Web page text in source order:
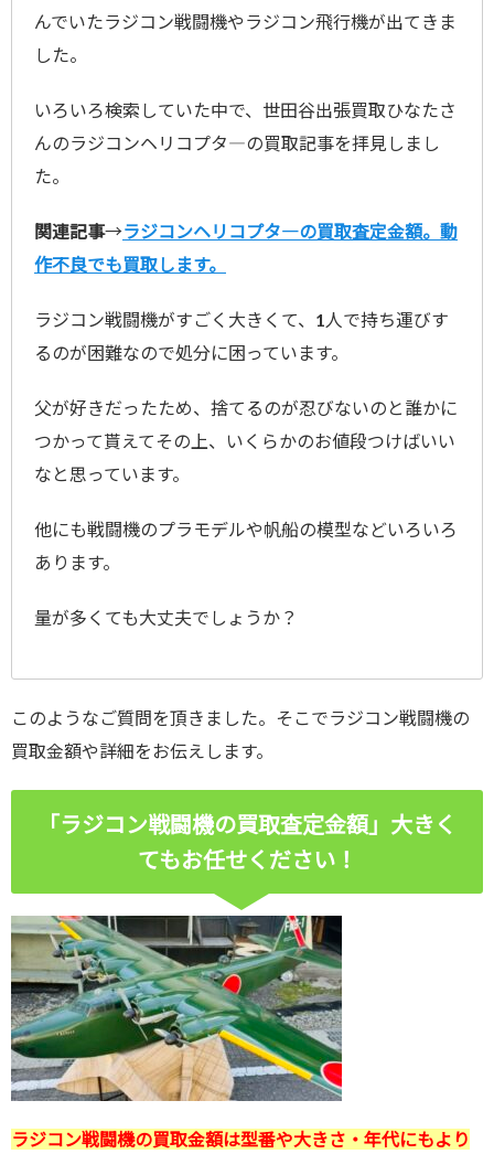
んでいたラジコン戦闘機やラジコン飛行機が出てきま
した。
いろいろ検索していた中で、世田谷出張買取ひなたさ
んのラジコンヘリコプタ―の買取記事を拝見しまし
た。
関連記事→ラジコンヘリコプタ―の買取査定金額。動
作不良でも買取します。
ラジコン戦闘機がすごく大きくて、1人で持ち運びす
るのが困難なので処分に困っています。
父が好きだったため、捨てるのが忍びないのと誰かに
つかって貰えてその上、いくらかのお値段つけばいい
なと思っています。
他にも戦闘機のプラモデルや帆船の模型などいろいろ
あります。
量が多くても大丈夫でしょうか？
このようなご質問を頂きました。そこでラジコン戦闘機の
買取金額や詳細をお伝えします。
「ラジコン戦闘機の買取査定金額」大きく
てもお任せください！
ラジコン戦闘機の買取金額は型番や大きさ・年代にもより